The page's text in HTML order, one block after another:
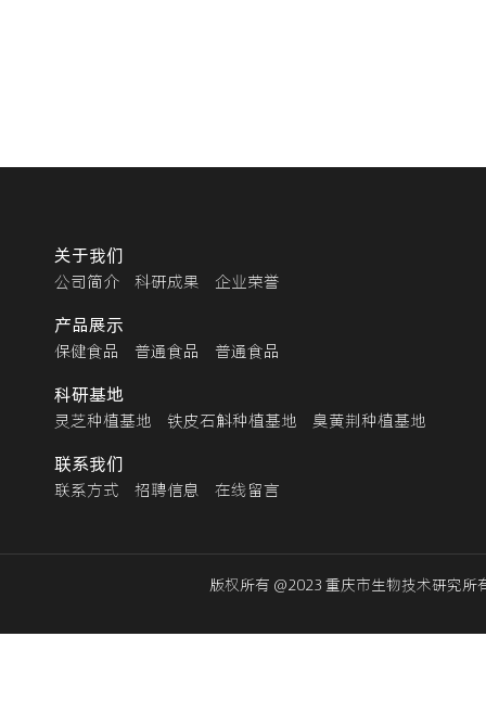
关于我们
公司简介 科研成果 企业荣誉
产品展示
保健食品 普通食品 普通食品
科研基地
灵芝种植基地 铁皮石斛种植基地 臭黄荆种植基地
联系我们
联系方式 招聘信息 在线留言
版权所有 @2023 重庆市生物技术研究所